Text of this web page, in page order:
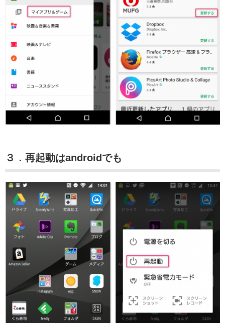
３．再起動はandroidでも